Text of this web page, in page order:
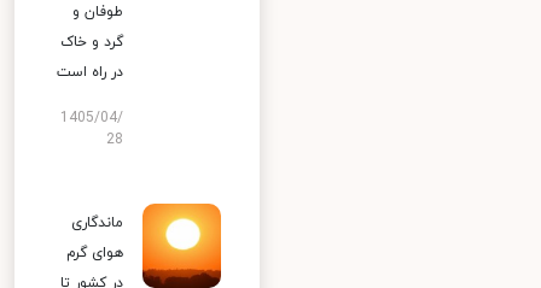
طوفان و
گرد و خاک
در راه است
1405/04/
28
ماندگاری
هوای گرم
در کشور تا